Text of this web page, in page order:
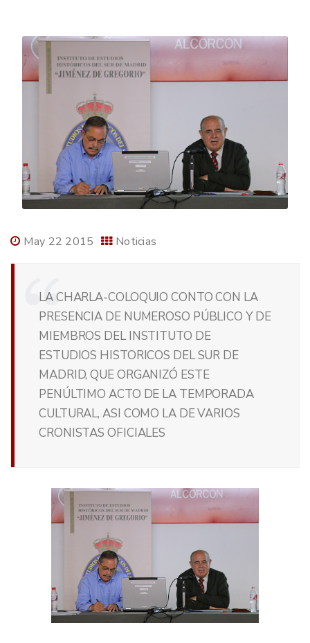
May 22 2015 Noticias
LA CHARLA-COLOQUIO CONTO CON LA
PRESENCIA DE NUMEROSO PÚBLICO Y DE
MIEMBROS DEL INSTITUTO DE
ESTUDIOS HISTORICOS DEL SUR DE
MADRID, QUE ORGANIZÓ ESTE
PENÚLTIMO ACTO DE LA TEMPORADA
CULTURAL, ASI COMO LA DE VARIOS
CRONISTAS OFICIALES